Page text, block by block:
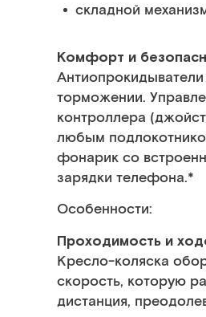
складной
Комфорт и
торможении.
контроллера
любым
фонарик со
зарядки телефона.*
Особенности:
Проходимость и
Кресло-коляска
скорость, которую
дистанция,